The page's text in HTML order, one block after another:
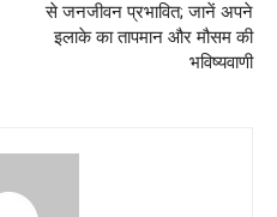
से जनजीवन प्रभावित; जानें अपने
इलाके का तापमान और मौसम की
भविष्यवाणी